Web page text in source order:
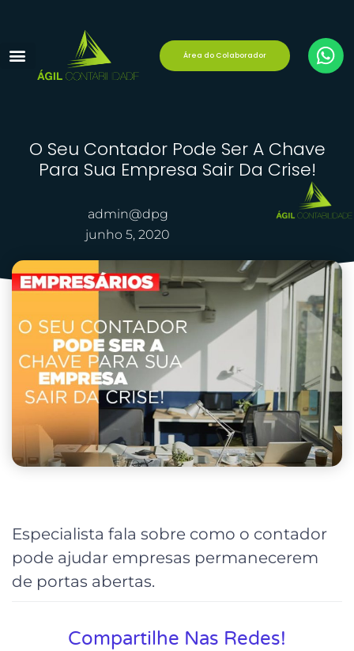
Área do Colaborador
O Seu Contador Pode Ser A Chave
Para Sua Empresa Sair Da Crise!
admin@dpg
junho 5, 2020
Especialista fala sobre como o contador
pode ajudar empresas permanecerem
de portas abertas.
Compartilhe Nas Redes!